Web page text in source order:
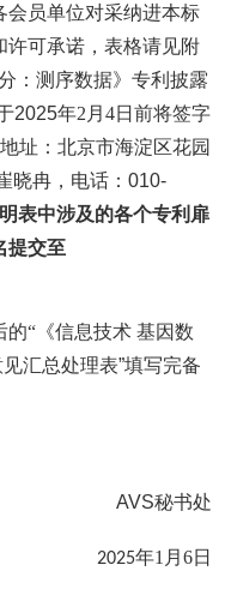
会员单位对采纳进本标
许可承诺，表格请见附
：测序数据》专利披露
2025年2月4日前将签字
址：北京市海淀区花园
晓冉，电话：010-
表中涉及的各个专利扉
提交至
“《信息技术 基因数
汇总处理表”填写完备
AVS秘书处
2025年1月6日